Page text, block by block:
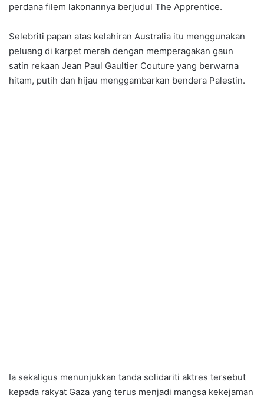
perdana filem lakonannya berjudul The Apprentice.
Selebriti papan atas kelahiran Australia itu menggunakan
peluang di karpet merah dengan memperagakan gaun
satin rekaan Jean Paul Gaultier Couture yang berwarna
hitam, putih dan hijau menggambarkan bendera Palestin.
Ia sekaligus menunjukkan tanda solidariti aktres tersebut
kepada rakyat Gaza yang terus menjadi mangsa kekejaman